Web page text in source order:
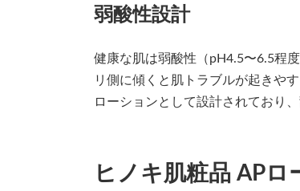
弱酸性設計
健康な肌は弱酸性（pH4.5〜6.5程
リ側に傾くと肌トラブルが起きや
ローションとして設計されており
ヒノキ肌粧品 AP